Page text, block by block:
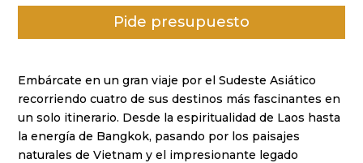
en
clientes
Pide presupuesto
Embárcate en un gran viaje por el Sudeste Asiático
recorriendo cuatro de sus destinos más fascinantes en
un solo itinerario. Desde la espiritualidad de Laos hasta
la energía de Bangkok, pasando por los paisajes
naturales de Vietnam y el impresionante legado